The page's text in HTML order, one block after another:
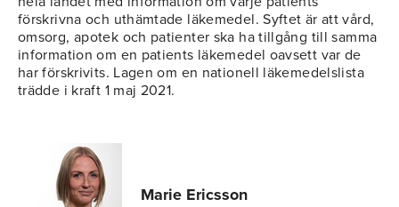
förskrivna och uthämtade läkemedel. Syftet är att vård,
omsorg, apotek och patienter ska ha tillgång till samma
information om en patients läkemedel oavsett var de
har förskrivits. Lagen om en nationell läkemedelslista
trädde i kraft 1 maj 2021.
Marie Ericsson